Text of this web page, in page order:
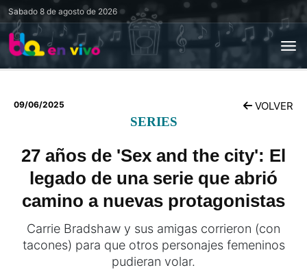
Sabado 8 de agosto de 2026
09/06/2025 VOLVER
SERIES
27 años de 'Sex and the city': El
legado de una serie que abrió
camino a nuevas protagonistas
Carrie Bradshaw y sus amigas corrieron (con
tacones) para que otros personajes femeninos
pudieran volar.